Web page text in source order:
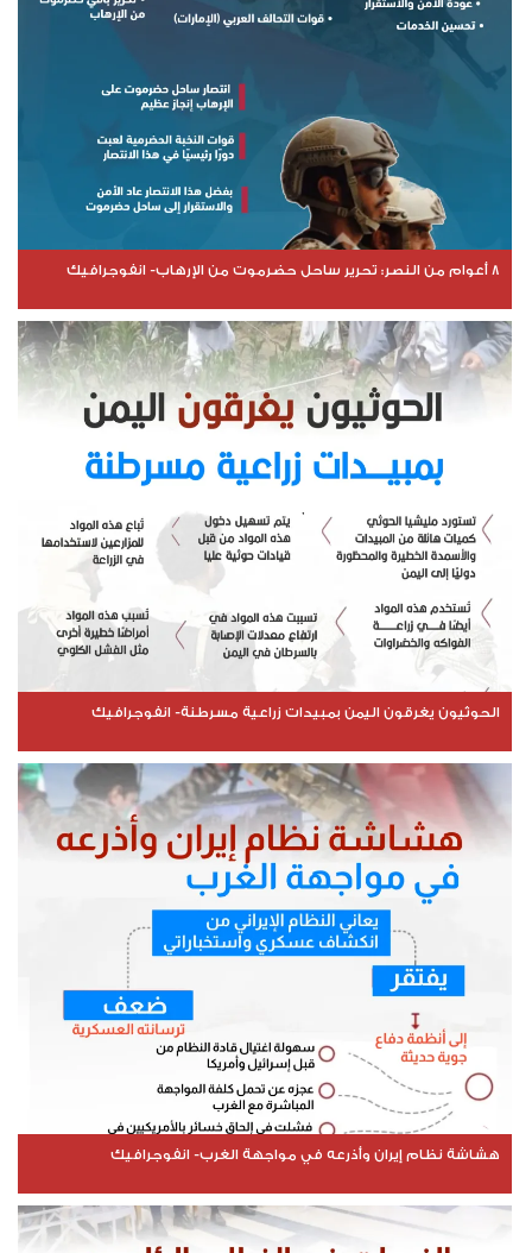
8 أعوام من النصر: تحرير ساحل حضرموت من الإرهاب- انفوجرافيك
الحوثيون يغرقون اليمن بمبيدات زراعية مسرطنة- انفوجرافيك
هشاشة نظام إيران وأذرعه في مواجهة الغرب- انفوجرافيك